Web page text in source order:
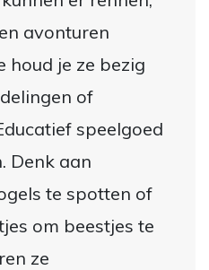
avonturen
houd je ze bezig
of
speelgoed
Denk aan
te spotten of
om beestjes te
ze